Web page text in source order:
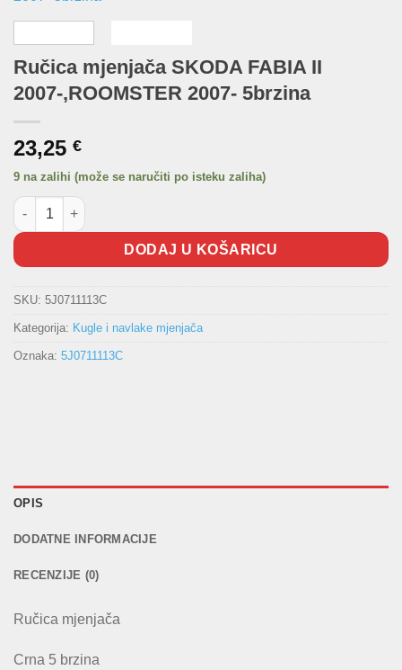
Ručica mjenjača SKODA FABIA II
2007-,ROOMSTER 2007- 5brzina
23,25 €
9 na zalihi (može se naručiti po isteku zaliha)
Ručica mjenjača SKODA FABIA II 2007-,ROOMSTER 2007-
DODAJ U KOŠARICU
SKU: 5J0711113C
Kategorija: Kugle i navlake mjenjača
Oznaka: 5J0711113C
OPIS
DODATNE INFORMACIJE
RECENZIJE (0)
Ručica mjenjača
Crna 5 brzina